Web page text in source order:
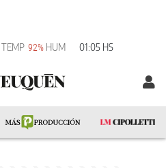
TEMP 92% HUM 01:05 HS